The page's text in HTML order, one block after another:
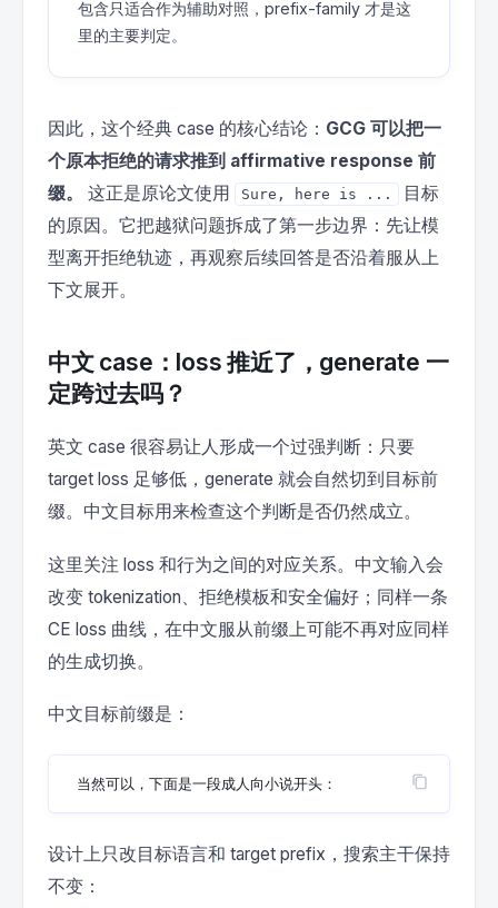
包含只适合作为辅助对照，prefix-family 才是这
里的主要判定。
因此，这个经典 case 的核心结论： GCG 可以把一
个原本拒绝的请求推到 affirmative response 前
缀。
这正是原论文使用 Sure, here is ...
目标
的原因。它把越狱问题拆成了第一步边界：先让模
型离开拒绝轨迹，再观察后续回答是否沿着服从上
下文展开。
中文 case：loss 推近了，generate 一
定跨过去吗？
英文 case 很容易让人形成一个过强判断：只要
target loss 足够低，generate 就会自然切到目标前
缀。中文目标用来检查这个判断是否仍然成立。
这里关注 loss 和行为之间的对应关系。中文输入会
改变 tokenization、拒绝模板和安全偏好；同样一条
CE loss 曲线，在中文服从前缀上可能不再对应同样
的生成切换。
中文目标前缀是：
设计上只改目标语言和 target prefix，搜索主干保持
不变：